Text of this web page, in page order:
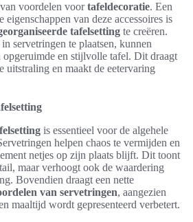
voordelen voortafeldecoratie. Een
eigenschappen van deze accessoires is
tafelsetting te creëren.
servetringen te plaatsen, kunnen
opgeruimde en stijlvolle tafel. Dit draagt
uitstraling en maakt de eetervaring
is essentieel voor de algehele
helpen chaos te vermijden en
netjes op zijn plaats blijft. Dit toont
maar verhoogt ook de waardering
Bovendien draagt een nette
van servetringen, aangezien
maaltijd wordt gepresenteerd verbetert.